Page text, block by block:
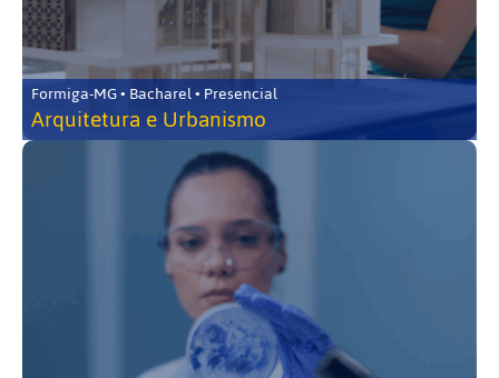
Formiga-MG • Bacharel • Presencial
Arquitetura e Urbanismo